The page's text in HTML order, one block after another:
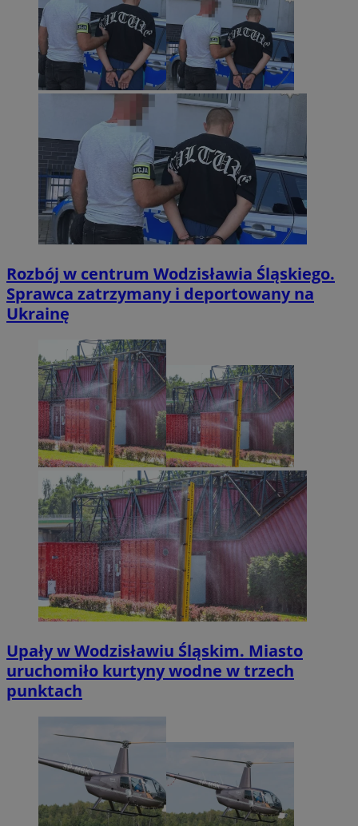
Rozbój w centrum Wodzisławia Śląskiego.
Sprawca zatrzymany i deportowany na
Ukrainę
Upały w Wodzisławiu Śląskim. Miasto
uruchomiło kurtyny wodne w trzech
punktach